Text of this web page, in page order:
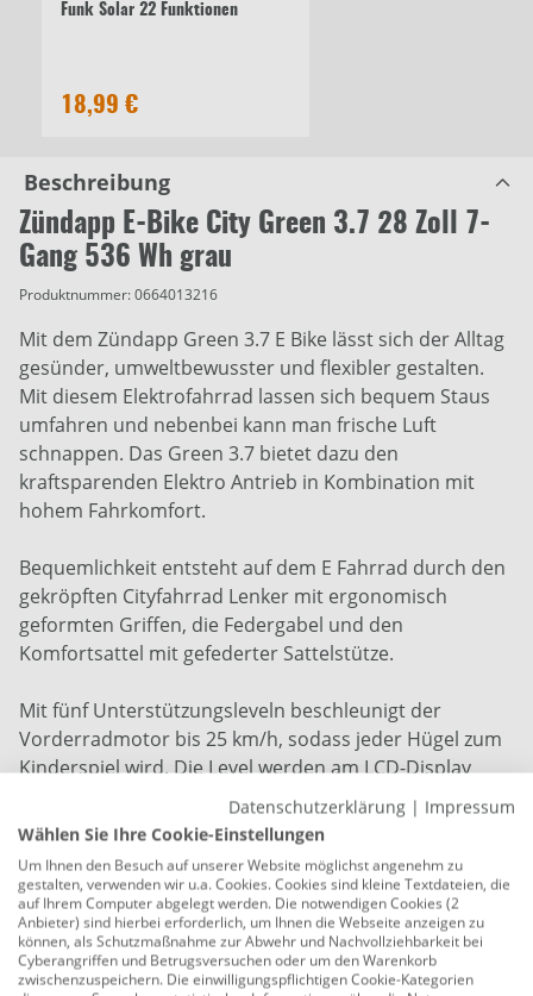
Funk Solar 22 Funktionen
18,99 €
Beschreibung
Zündapp E-Bike City Green 3.7 28 Zoll 7-
Gang 536 Wh grau
Produktnummer:0664013216
Mit dem Zündapp Green 3.7 E Bike lässt sich der Alltag
gesünder, umweltbewusster und flexibler gestalten.
Mit diesem Elektrofahrrad lassen sich bequem Staus
umfahren und nebenbei kann man frische Luft
schnappen. Das Green 3.7 bietet dazu den
kraftsparenden Elektro Antrieb in Kombination mit
hohem Fahrkomfort.
Bequemlichkeit entsteht auf dem E Fahrrad durch den
gekröpften Cityfahrrad Lenker mit ergonomisch
geformten Griffen, die Federgabel und den
Komfortsattel mit gefederter Sattelstütze.
Mit fünf Unterstützungsleveln beschleunigt der
Vorderradmotor bis 25 km/h, sodass jeder Hügel zum
Kinderspiel wird. Die Level werden am LCD-Display
ausgewählt, das noch weitere relevante Fahrdaten
übermittelt. Der Akku, am Sitzrohr montiert,
ermöglicht dank 536 Wh Kapazität eine Reichweite
zwischen 30 und 115 km. Da neben dem
Gesamtgewicht auch das gewählte
Unterstützungslevel, die Geländebedingungen und
Wetterverhältnisse wie beispielsweise Gegenwind
Datenschutzerklärung | Impressum
Wählen Sie Ihre Cookie-Einstellungen
Um Ihnen den Besuch auf unserer Website möglichst angenehm zu
gestalten, verwenden wir u.a. Cookies. Cookies sind kleine Textdateien, die
auf Ihrem Computer abgelegt werden. Die notwendigen Cookies (2
Anbieter) sind hierbei erforderlich, um Ihnen die Webseite anzeigen zu
können, als Schutzmaßnahme zur Abwehr und Nachvollziehbarkeit bei
Cyberangriffen und Betrugsversuchen oder um den Warenkorb
zwischenzuspeichern. Die einwilligungspflichtigen Cookie-Kategorien